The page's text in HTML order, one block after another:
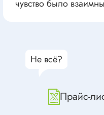
необходимо
«Настройки входа».
чувство было
Прайс-
Не всё?